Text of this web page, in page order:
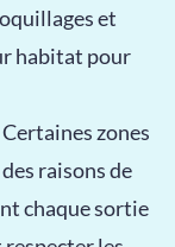
et
habitat pour
Certaines zones
raisons de
chaque sortie